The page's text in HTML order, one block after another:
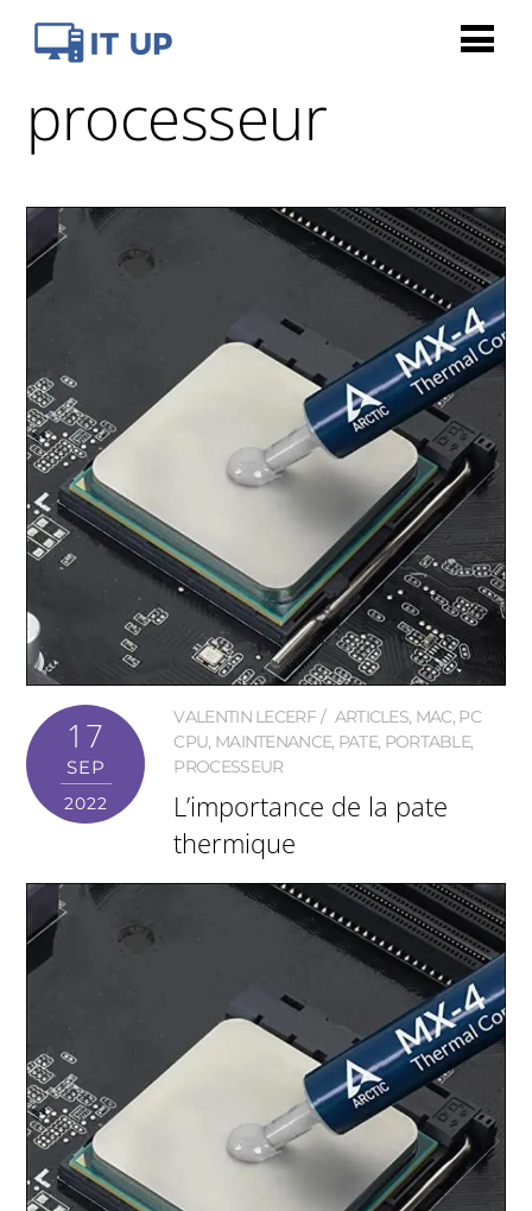
processeur
17
SEP
2022
VALENTIN LECERF ARTICLES, MAC, PC
CPU, MAINTENANCE, PATE, PORTABLE,
PROCESSEUR
L’importance de la pate
thermique